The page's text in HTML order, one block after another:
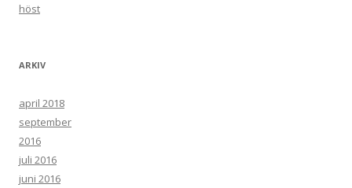
höst
ARKIV
april 2018
september
2016
juli 2016
juni 2016